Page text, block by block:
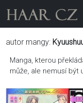
autor mangy:
Manga, kterou
může, ale nemusí být